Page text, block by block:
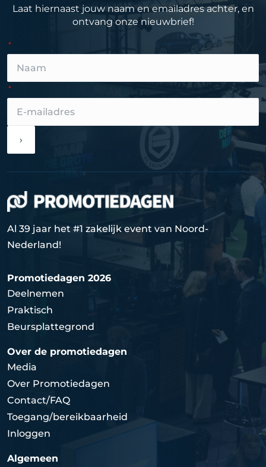
Laat hiernaast jouw naam en emailadres achter, en
ontvang onze nieuwbrief!
›
Al 39 jaar het #1 zakelijk event van Noord-
Nederland!
Promotiedagen 2026
Deelnemen
Praktisch
Beursplattegrond
Over de promotiedagen
Media
Over Promotiedagen
Contact/FAQ
Toegang/bereikbaarheid
Inloggen
Algemeen